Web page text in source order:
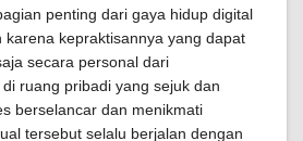
penting dari gaya hidup digital
karena kepraktisannya yang dapat
secara personal dari
ruang pribadi yang sejuk dan
berselancar dan menikmati
tersebut selalu berjalan dengan